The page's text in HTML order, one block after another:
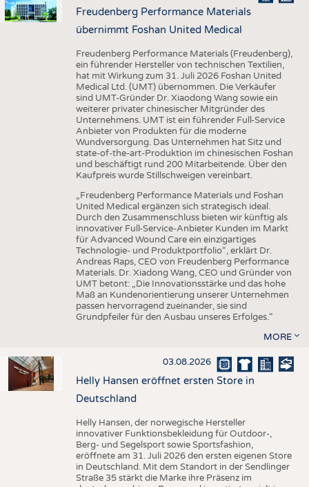
Freudenberg Performance Materials
übernimmt Foshan United Medical
Freudenberg Performance Materials (Freudenberg),
ein führender Hersteller von technischen Textilien,
hat mit Wirkung zum 31. Juli 2026 Foshan United
Medical Ltd. (UMT) übernommen. Die Verkäufer
sind UMT-Gründer Dr. Xiaodong Wang sowie ein
weiterer privater chinesischer Mitgründer des
Unternehmens. UMT ist ein führender Full-Service
Anbieter von Produkten für die moderne
Wundversorgung. Das Unternehmen hat Sitz und
state-of-the-art-Produktion im chinesischen Foshan
und beschäftigt rund 200 Mitarbeitende. Über den
Kaufpreis wurde Stillschweigen vereinbart.
„Freudenberg Performance Materials und Foshan
United Medical ergänzen sich strategisch ideal.
Durch den Zusammenschluss bieten wir künftig als
innovativer Full-Service-Anbieter Kunden im Markt
für Advanced Wound Care ein einzigartiges
Technologie- und Produktportfolio“, erklärt Dr.
Andreas Raps, CEO von Freudenberg Performance
Materials. Dr. Xiadong Wang, CEO und Gründer von
UMT betont: „Die Innovationsstärke und das hohe
Maß an Kundenorientierung unserer Unternehmen
passen hervorragend zueinander, sie sind
Grundpfeiler für den Ausbau unseres Erfolges.“
MORE
03.08.2026
Helly Hansen eröffnet ersten Store in
Deutschland
Helly Hansen, der norwegische Hersteller
innovativer Funktionsbekleidung für Outdoor-,
Berg- und Segelsport sowie Sportsfashion,
eröffnete am 31. Juli 2026 den ersten eigenen Store
in Deutschland. Mit dem Standort in der Sendlinger
Straße 35 stärkt die Marke ihre Präsenz im